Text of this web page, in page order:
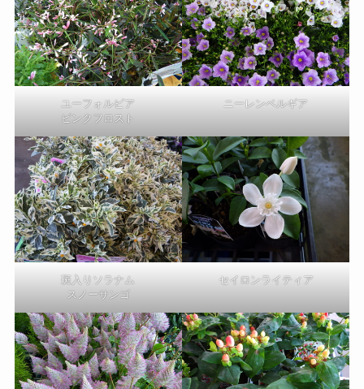
ユーフォルビア
ピンクフロスト
ニーレンベルギア
斑入りソラナム
スノーサンゴ
セイロンライティア